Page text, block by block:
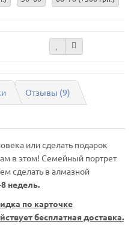
Отзывы (9)
или сделать подарок
в этом! Семейный портрет
сделать в алмазной
недель.
по карточке
бесплатная доставка.